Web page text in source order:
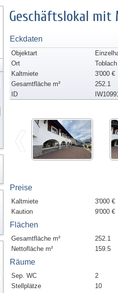
Geschäftslokal mit
Eckdaten
Objektart
Ort
Toblach
Kaltmiete
3'000 €
Gesamtfläche m²
252.1
ID
Preise
Kaltmiete
3'000 €
Kaution
9'000 €
Flächen
Gesamtfläche m²
252.1
Nettofläche m²
159.5
Räume
Sep. WC
2
Stellplätze
10